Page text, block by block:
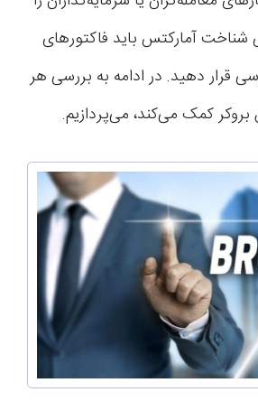
شناخت آمارکتس باید فاکتورهای
قرار دهید. در ادامه به بررسی هر
کمک می‌کند، می‌پردازیم.